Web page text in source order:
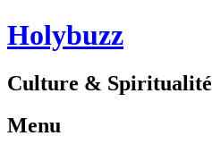
Holybuzz
Culture & Spiritualité
Menu